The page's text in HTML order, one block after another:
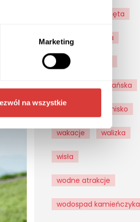
Marketing
na wszystkie
święta
szklarska poręba
Termy Bukovina
transport do Gdańska
transport na lotnisko
wakacje walizka
wisła
wodne atrakcje
wodospad kamieńczyka